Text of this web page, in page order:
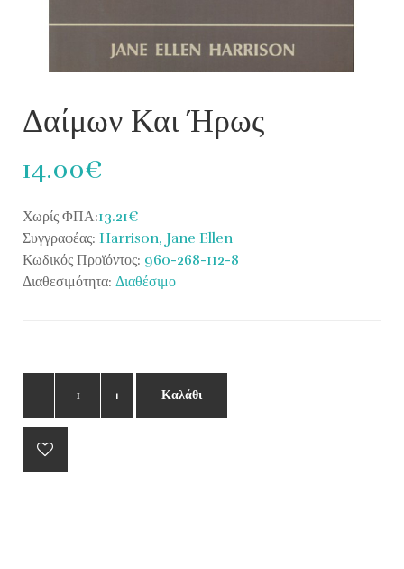
Δαίμων Και Ήρως
14.00€
Χωρίς ΦΠΑ:13.21€
Συγγραφέας: Harrison, Jane Ellen
Κωδικός Προϊόντος: 960-268-112-8
Διαθεσιμότητα: Διαθέσιμο
Καλάθι